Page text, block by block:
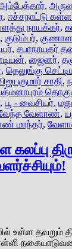
,
, ஈச்சநாட்டு
நாயக்கர்,
, குடும்பர்,
, சபாநாயகர்
, ஜைனர்,
, தெலுங்கு
சாதி,
, பூ - வைசியர்,
வேளாண்,
மாந்தர்,
உள்ள